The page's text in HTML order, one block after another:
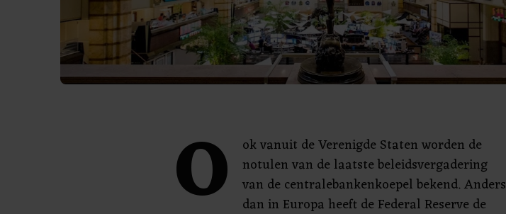
O
ok vanuit de Verenigde Staten worden de
notulen van de laatste beleidsvergadering
van de centralebankenkoepel bekend. Anders
dan in Europa heeft de Federal Reserve de